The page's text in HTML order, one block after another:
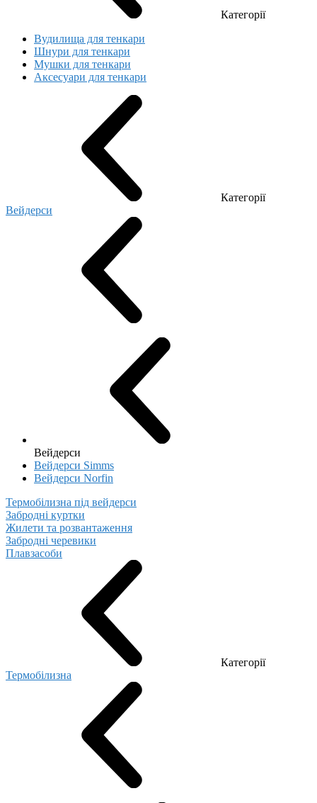
Категорії
Вудилища для тенкари
Шнури для тенкари
Мушки для тенкари
Аксесуари для тенкари
Категорії
Вейдерси
Вейдерси
Вейдерси Simms
Вейдерси Norfin
Термобілизна під вейдерси
Забродні куртки
Жилети та розвантаження
Забродні черевики
Плавзасоби
Категорії
Термобілизна